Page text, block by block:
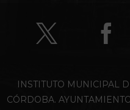
INSTITUTO MUNICIPAL
CÓRDOBA.